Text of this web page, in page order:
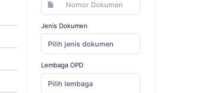
Jenis Dokumen
Pilih jenis dokumen
Lembaga OPD
Pilih lembaga